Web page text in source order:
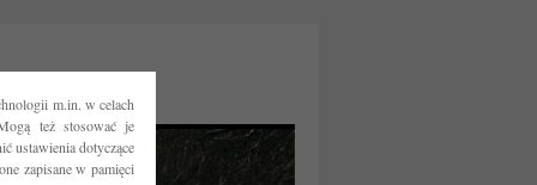
m.in. w celach
też stosować je
ustawienia dotyczące
zapisane w pamięci